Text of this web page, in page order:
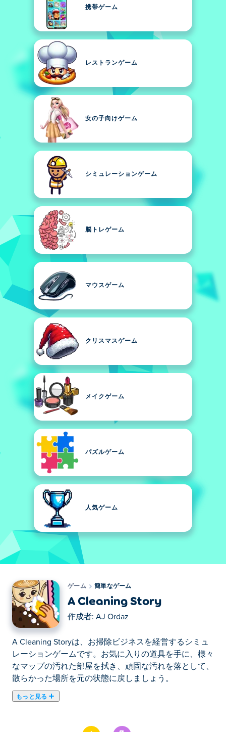
携帯ゲーム
レストランゲーム
女の子向けゲーム
シミュレーションゲーム
脳トレゲーム
マウスゲーム
クリスマスゲーム
メイクゲーム
パズルゲーム
人気ゲーム
ゲーム 簡単なゲーム
A Cleaning Story
作成者: AJ Ordaz
A Cleaning Storyは、お掃除ビジネスを経営するシミュ
レーションゲームです。お気に入りの道具を手に、様々
なマップの汚れた部屋を拭き、頑固な汚れを落として、
散らかった場所を元の状態に戻しましょう。
もっと見る